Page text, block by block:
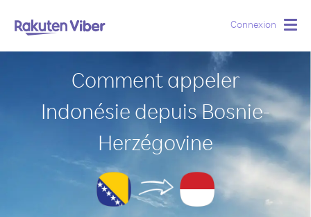
Connexion
Comment appeler
Indonésie depuis Bosnie-
Herzégovine